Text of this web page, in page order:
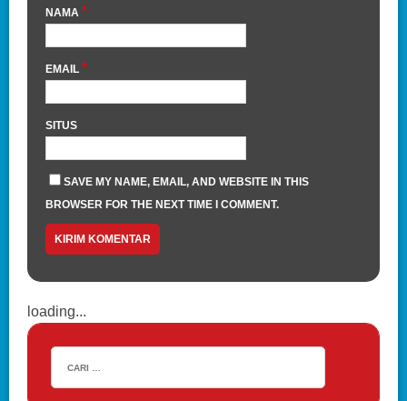
NAMA *
EMAIL *
SITUS
SAVE MY NAME, EMAIL, AND WEBSITE IN THIS
BROWSER FOR THE NEXT TIME I COMMENT.
loading...